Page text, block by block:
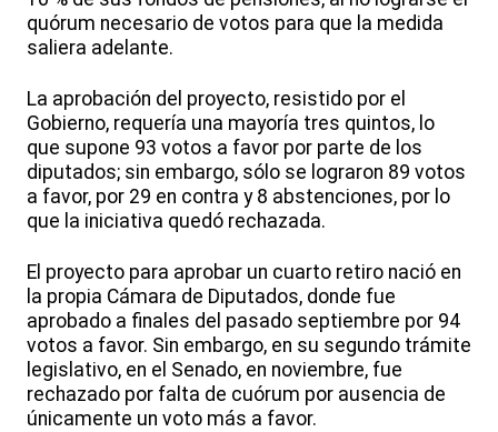
quórum necesario de votos para que la medida
saliera adelante.
La aprobación del proyecto, resistido por el
Gobierno, requería una mayoría tres quintos, lo
que supone 93 votos a favor por parte de los
diputados; sin embargo, sólo se lograron 89 votos
a favor, por 29 en contra y 8 abstenciones, por lo
que la iniciativa quedó rechazada.
El proyecto para aprobar un cuarto retiro nació en
la propia Cámara de Diputados, donde fue
aprobado a finales del pasado septiembre por 94
votos a favor. Sin embargo, en su segundo trámite
legislativo, en el Senado, en noviembre, fue
rechazado por falta de cuórum por ausencia de
únicamente un voto más a favor.